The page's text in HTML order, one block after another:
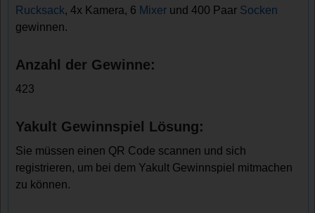
Rucksack, 4x Kamera, 6 Mixer und 400 Paar Socken
gewinnen.
Anzahl der Gewinne:
423
Yakult Gewinnspiel Lösung:
Sie müssen einen QR Code scannen und sich
registrieren, um bei dem Yakult Gewinnspiel mitmachen
zu können.